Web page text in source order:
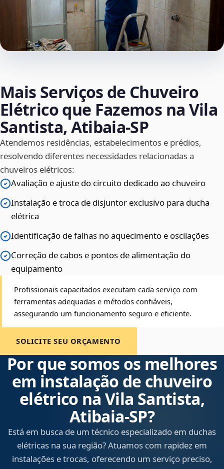
Mais Serviços de Chuveiro
Elétrico que Fazemos na Vila
Santista, Atibaia‑SP
Atendemos residências, estabelecimentos e prédios,
resolvendo diferentes necessidades relacionadas a
chuveiros elétricos:
Avaliação e ajuste do circuito dedicado ao chuveiro
Instalação e troca de disjuntor exclusivo para ducha
elétrica
Identificação de falhas no aquecimento e oscilações
Correção de cabos e pontos de alimentação do
equipamento
Profissionais capacitados executam cada serviço com
ferramentas adequadas e métodos confiáveis,
assegurando um funcionamento seguro e eficiente.
SOLICITE SEU ORÇAMENTO
Por que somos os melhores
em instalação de chuveiro
elétrico na Vila Santista,
Atibaia‑SP?
Está em busca de um técnico especializado em duchas
elétricas na sua região? Atuamos com rapidez em
instalações e trocas, oferecendo um serviço preciso,